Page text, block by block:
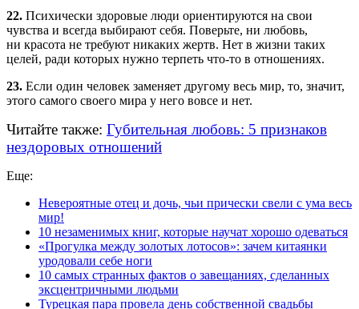
22. Психически здоровые люди ориентируются на свои
чувства и всегда выбирают себя. Поверьте, ни любовь,
ни красота не требуют никаких жертв. Нет в жизни таких
целей, ради которых нужно терпеть что-то в отношениях.
23. Если один человек заменяет другому весь мир, то, значит,
этого самого своего мира у него вовсе и нет.
Читайте также: Губительная любовь: 5 признаков
нездоровых отношений
Еще:
Невероятные отец и дочь, чьи прически свели с ума весь
мир!
10 незаменимых книг, которые научат хорошо одеваться
«Прогулка между золотых лотосов»: зачем китаянки
уродовали себе ноги
10 самых странных фактов о завещаниях, сделанных
эксцентричными людьми
Турецкая пара провела день собственной свадьбы